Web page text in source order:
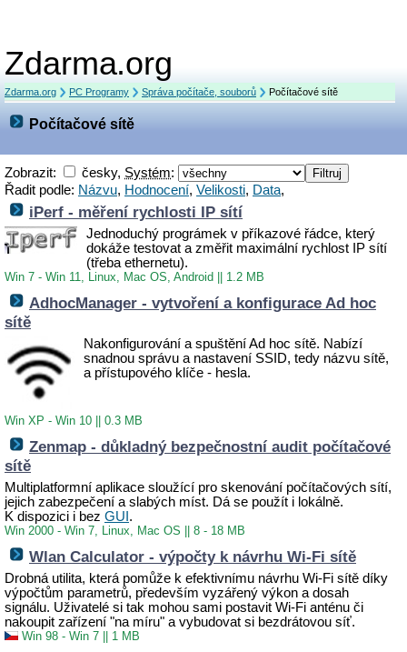
Zdarma.org
Zdarma.org PC Programy Správa počítače, souborů Počítačové sítě
Počítačové sítě
Zobrazit: česky, Systém:
Řadit podle: Názvu, Hodnocení, Velikosti, Data,
iPerf - měření rychlosti IP sítí
Jednoduchý prográmek v příkazové řádce, který
dokáže testovat a změřit maximální rychlost IP sítí
(třeba ethernetu).
Win 7 - Win 11, Linux, Mac OS, Android 1.2 MB
AdhocManager - vytvoření a konfigurace Ad hoc
sítě
Nakonfigurování a spuštění Ad hoc sítě. Nabízí
snadnou správu a nastavení SSID, tedy názvu sítě,
a přístupového klíče - hesla.
Win XP - Win 10 0.3 MB
Zenmap - důkladný bezpečnostní audit počítačové
sítě
Multiplatformní aplikace sloužící pro skenování počítačových sítí,
jejich zabezpečení a slabých míst. Dá se použít i lokálně.
K dispozici i bez GUI .
Win 2000 - Win 7, Linux, Mac OS 8 - 18 MB
Wlan Calculator - výpočty k návrhu Wi-Fi sítě
Drobná utilita, která pomůže k efektivnímu návrhu Wi-Fi sítě díky
výpočtům parametrů, především vyzářený výkon a dosah
signálu. Uživatelé si tak mohou sami postavit Wi-Fi anténu či
nakoupit zařízení "na míru" a vybudovat si bezdrátovou síť.
Win 98 - Win 7 1 MB